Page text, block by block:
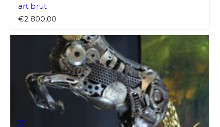
art brut
€2 800,00